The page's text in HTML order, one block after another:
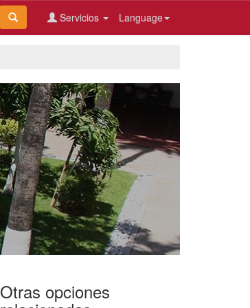
Language
Servicios
Otras opciones